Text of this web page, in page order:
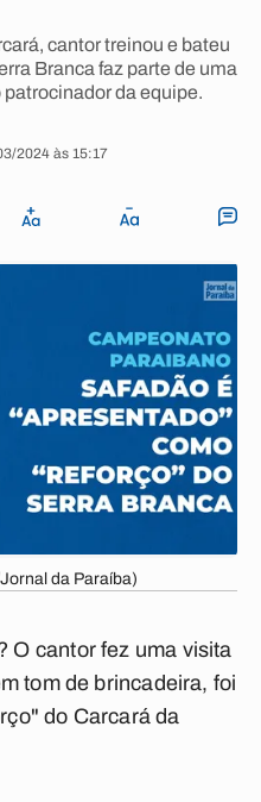
cantor treinou e bateu
Branca faz parte de uma
da equipe.
2024 às 15:17
da Paraíba)
O cantor fez uma visita
tom de brincadeira, foi
do Carcará da